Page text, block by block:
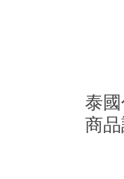
泰
商